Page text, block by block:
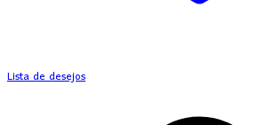
Lista de desejos